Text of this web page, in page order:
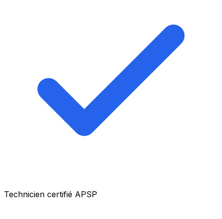
Technicien certifié APSP